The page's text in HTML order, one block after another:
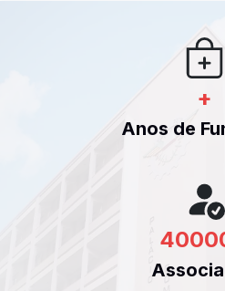
+
Anos de